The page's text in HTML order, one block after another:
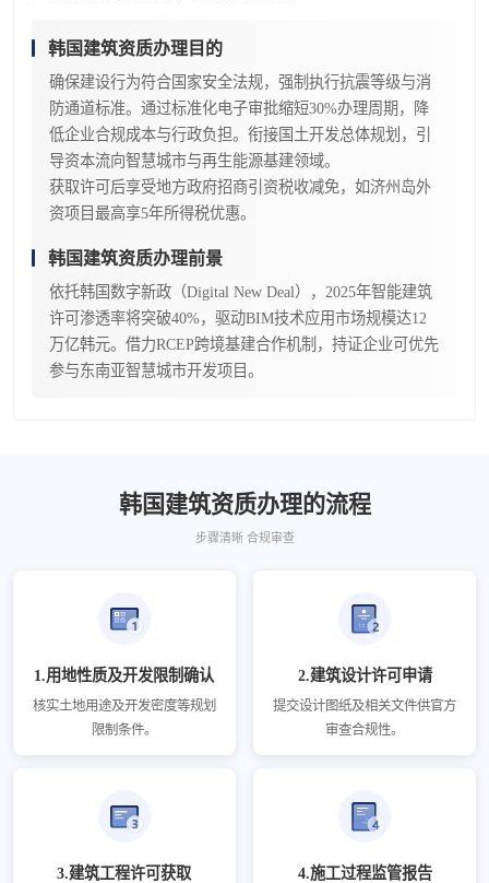
韩国建筑资质办理目的
确保建设行为符合国家安全法规，强制执行抗震等级与消
防通道标准。通过标准化电子审批缩短30%办理周期，降
低企业合规成本与行政负担。衔接国土开发总体规划，引
导资本流向智慧城市与再生能源基建领域。
获取许可后享受地方政府招商引资税收减免，如济州岛外
资项目最高享5年所得税优惠。
韩国建筑资质办理前景
依托韩国数字新政（Digital New Deal），2025年智能建筑
许可渗透率将突破40%，驱动BIM技术应用市场规模达12
万亿韩元。借力RCEP跨境基建合作机制，持证企业可优先
参与东南亚智慧城市开发项目。
韩国建筑资质办理的流程
步骤清晰 合规审查
1.用地性质及开发限制确认
核实土地用途及开发密度等规划
限制条件。
2.建筑设计许可申请
提交设计图纸及相关文件供官方
审查合规性。
3.建筑工程许可获取 4.施工过程监管报告